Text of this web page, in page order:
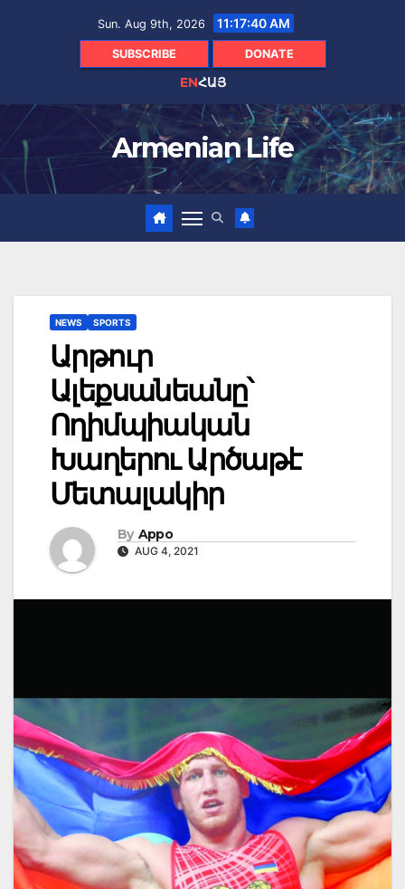
Sun. Aug 9th, 2026 11:17:41 AM
SUBSCRIBE DONATE
ENՀԱՅ
Armenian Life
NEWS SPORTS
Արթուր
Ալեքսանեանը՝
Ողիմպիական
Խաղերու Արծաթէ
Մետալակիր
By Appo
AUG 4, 2021